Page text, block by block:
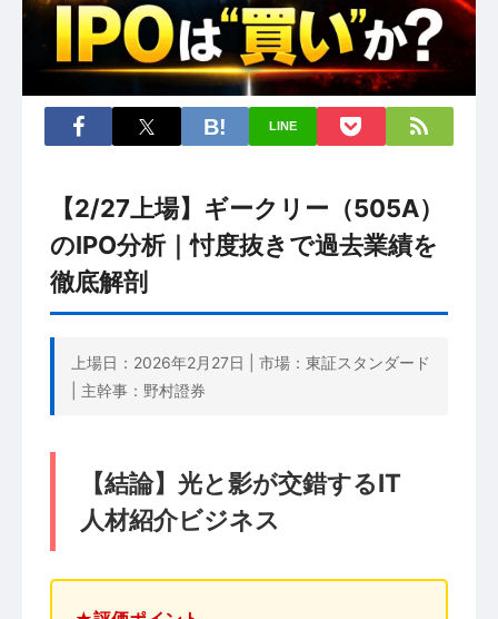
LINE
【2/27上場】ギークリー（505A）
のIPO分析｜忖度抜きで過去業績を
徹底解剖
上場日：2026年2月27日 | 市場：東証スタンダード
| 主幹事：野村證券
【結論】光と影が交錯するIT
人材紹介ビジネス